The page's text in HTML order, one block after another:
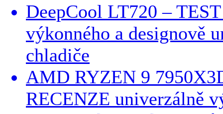
DeepCool LT720 –
výkonného a designově
chladiče
AMD RYZEN 9
RECENZE univerzálně